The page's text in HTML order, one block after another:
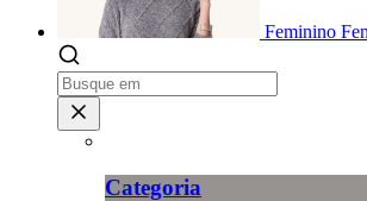
Feminino
Categoria